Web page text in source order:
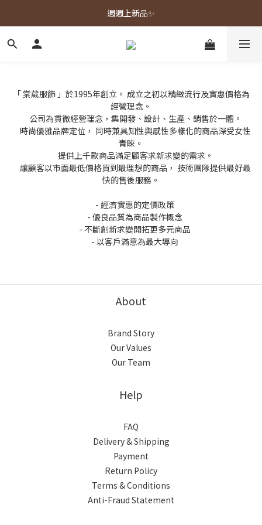
春夏新品上市🌿
週週上新品✨
春夏新品上市🌿
「 棠葳服飾 」於1995年創立。 成立之初以精緻流行及實惠價格為
經營理念。
公司為貫徹經營理念，集開發、設計、生產、銷售於一體。
時尚優雅品牌定位， 同時兼具知性與感性多樣化的商品深受女性
青睞。
提供上千款商品滿足顧客求新求變的需求。
讓顧客以市面最低價格買到最理想的商品， 技術團隊提供最好最
快的售後服務。
- 經濟實惠的定價政策
- 優良品質為商品製作概念
- 不斷創新求變開拓更多元商品
- 以客戶滿意為最大導向
About
Brand Story
Our Values
Our Team
Help
FAQ
Delivery & Shipping
Payment
Return Policy
Terms & Conditions
Anti-Fraud Statement